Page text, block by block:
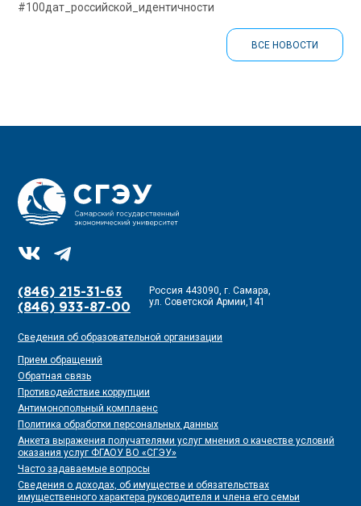
#100дат_российской_идентичности
ВСЕ НОВОСТИ
(846) 215-31-63
(846) 933-87-00
Россия 443090, г. Самара,
ул. Советской Армии,141
Сведения об образовательной организации
Прием обращений
Обратная связь
Противодействие коррупции
Антимонопольный комплаенс
Политика обработки персональных данных
Анкета выражения получателями услуг мнения о качестве условий
оказания услуг ФГАОУ ВО «СГЭУ»
Часто задаваемые вопросы
Сведения о доходах, об имуществе и обязательствах
имущественного характера руководителя и члена его семьи